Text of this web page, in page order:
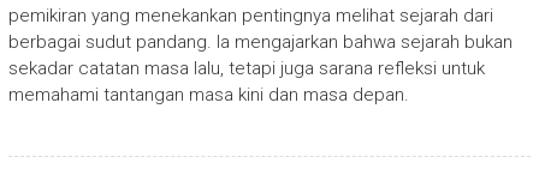
pemikiran yang menekankan pentingnya melihat sejarah dari
berbagai sudut pandang. Ia mengajarkan bahwa sejarah bukan
sekadar catatan masa lalu, tetapi juga sarana refleksi untuk
memahami tantangan masa kini dan masa depan.